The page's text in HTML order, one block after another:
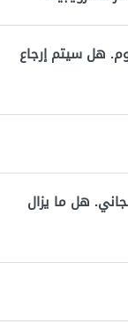
هل سيتم إرجاع
مجاني. هل ما يزال